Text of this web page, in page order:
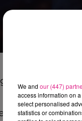
en
Pont-à-
We and our (447)
access information on
select personalised
statistics or